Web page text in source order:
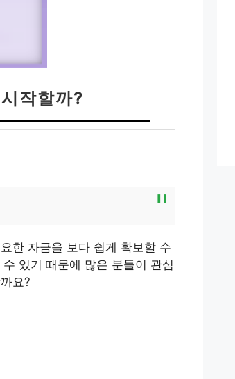
작할까?
한 자금을 보다 쉽게 확보할 수
있기 때문에 많은 분들이 관심
요?